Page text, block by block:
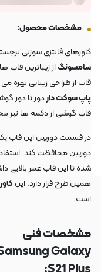
مشخصات محصول:
کاورهای فانتزی سوزنی
سامسونگاز زیباترین
قاب از طراحی زیبایی بهره
پاپ سوکت داردور تا دور
قاب گوشی از دکمه ها نیز
در قسمت دوربین این قاب یک
دوربین محافظت کند.
شده تا این قاب عمر
همین طرح قرار دارد. این
است.
مشخصات فنی
Galaxy